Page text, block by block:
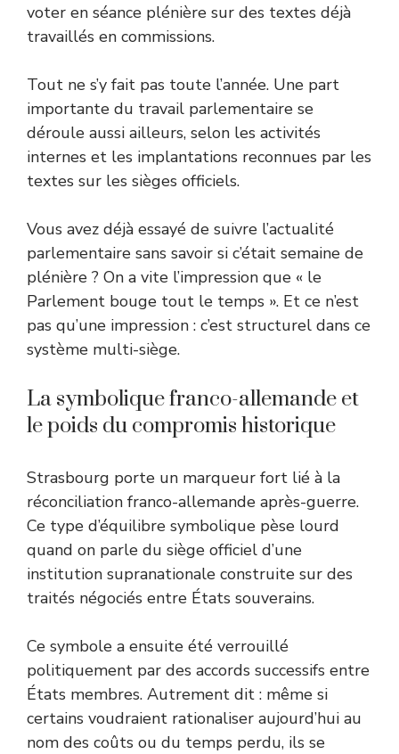
voter en séance plénière sur des textes déjà
travaillés en commissions.
Tout ne s’y fait pas toute l’année. Une part
importante du travail parlementaire se
déroule aussi ailleurs, selon les activités
internes et les implantations reconnues par les
textes sur les sièges officiels.
Vous avez déjà essayé de suivre l’actualité
parlementaire sans savoir si c’était semaine de
plénière ? On a vite l’impression que « le
Parlement bouge tout le temps ». Et ce n’est
pas qu’une impression : c’est structurel dans ce
système multi-siège.
La symbolique franco-allemande et
le poids du compromis historique
Strasbourg porte un marqueur fort lié à la
réconciliation franco-allemande après-guerre.
Ce type d’équilibre symbolique pèse lourd
quand on parle du siège officiel d’une
institution supranationale construite sur des
traités négociés entre États souverains.
Ce symbole a ensuite été verrouillé
politiquement par des accords successifs entre
États membres. Autrement dit : même si
certains voudraient rationaliser aujourd’hui au
nom des coûts ou du temps perdu, ils se